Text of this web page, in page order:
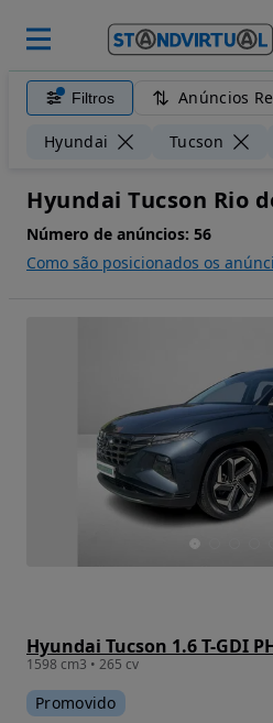
Filtros Anúncios
Hyundai Tucson
Hyundai Tucson Rio
Número de anúncios: 56
Como são posicionados os
Hyundai Tucson 1.6 T-GDI
1598 cm3 • 265 cv
Promovido